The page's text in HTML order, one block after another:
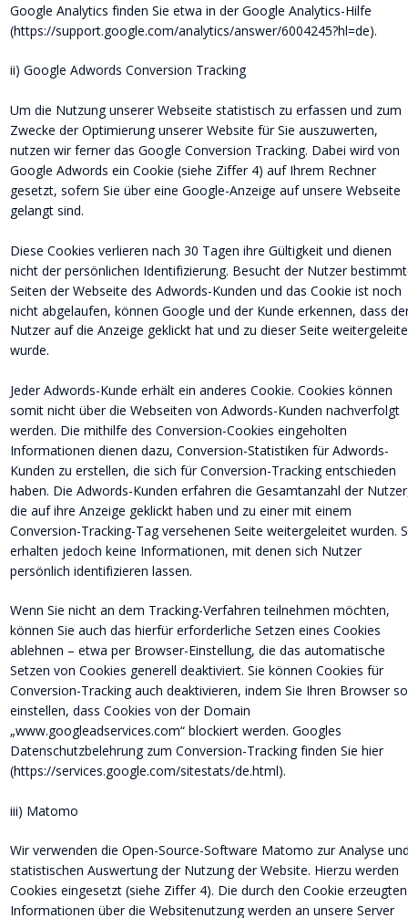
Google Analytics finden Sie etwa in der Google Analytics-Hilfe
(https://support.google.com/analytics/answer/6004245?hl=de).
ii) Google Adwords Conversion Tracking
Um die Nutzung unserer Webseite statistisch zu erfassen und zum
Zwecke der Optimierung unserer Website für Sie auszuwerten,
nutzen wir ferner das Google Conversion Tracking. Dabei wird von
Google Adwords ein Cookie (siehe Ziffer 4) auf Ihrem Rechner
gesetzt, sofern Sie über eine Google-Anzeige auf unsere Webseite
gelangt sind.
Diese Cookies verlieren nach 30 Tagen ihre Gültigkeit und dienen
nicht der persönlichen Identifizierung. Besucht der Nutzer
Seiten der Webseite des Adwords-Kunden und das Cookie ist noch
nicht abgelaufen, können Google und der Kunde erkennen, dass
Nutzer auf die Anzeige geklickt hat und zu dieser Seite
wurde.
Jeder Adwords-Kunde erhält ein anderes Cookie. Cookies können
somit nicht über die Webseiten von Adwords-Kunden nachverfolgt
werden. Die mithilfe des Conversion-Cookies eingeholten
Informationen dienen dazu, Conversion-Statistiken für Adwords-
Kunden zu erstellen, die sich für Conversion-Tracking entschieden
haben. Die Adwords-Kunden erfahren die Gesamtanzahl der
die auf ihre Anzeige geklickt haben und zu einer mit einem
Conversion-Tracking-Tag versehenen Seite weitergeleitet wurden.
erhalten jedoch keine Informationen, mit denen sich Nutzer
persönlich identifizieren lassen.
Wenn Sie nicht an dem Tracking-Verfahren teilnehmen möchten,
können Sie auch das hierfür erforderliche Setzen eines Cookies
ablehnen – etwa per Browser-Einstellung, die das automatische
Setzen von Cookies generell deaktiviert. Sie können Cookies für
Conversion-Tracking auch deaktivieren, indem Sie Ihren Browser
einstellen, dass Cookies von der Domain
„www.googleadservices.com“ blockiert werden. Googles
Datenschutzbelehrung zum Conversion-Tracking finden Sie hier
(https://services.google.com/sitestats/de.html).
iii) Matomo
Wir verwenden die Open-Source-Software Matomo zur Analyse
statistischen Auswertung der Nutzung der Website. Hierzu werden
Cookies eingesetzt (siehe Ziffer 4). Die durch den Cookie
Informationen über die Websitenutzung werden an unsere Server